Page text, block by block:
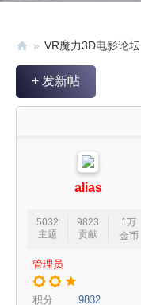
V
» VR魔力3D电影论坛
+ 发新帖
alias
5032
主题
9823
贡献
1万
金币
管理员
积分 9832